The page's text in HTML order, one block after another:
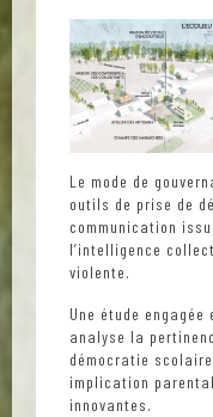
Le mode de
outils de prise de
communication
l’intelligence
violente.
Une étude engagée
analyse la
démocratie
implication
innovantes.